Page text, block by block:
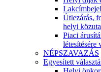
Útlezárás,
helyi
Piaci
létesítésére
NÉPSZAVAZÁS
Egyesített